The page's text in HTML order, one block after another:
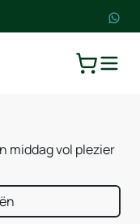
middag vol plezier